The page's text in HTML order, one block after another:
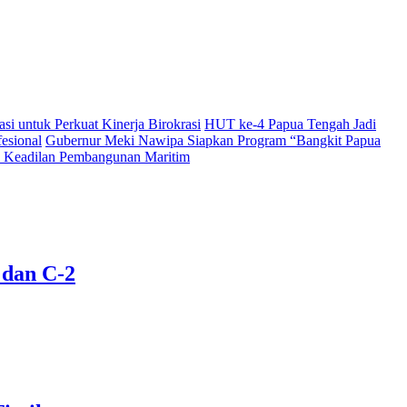
untuk Perkuat Kinerja Birokrasi HUT ke-4 Papua Tengah Jadi
Gubernur Meki Nawipa Siapkan Program “Bangkit Papua
Pembangunan Maritim
C-2